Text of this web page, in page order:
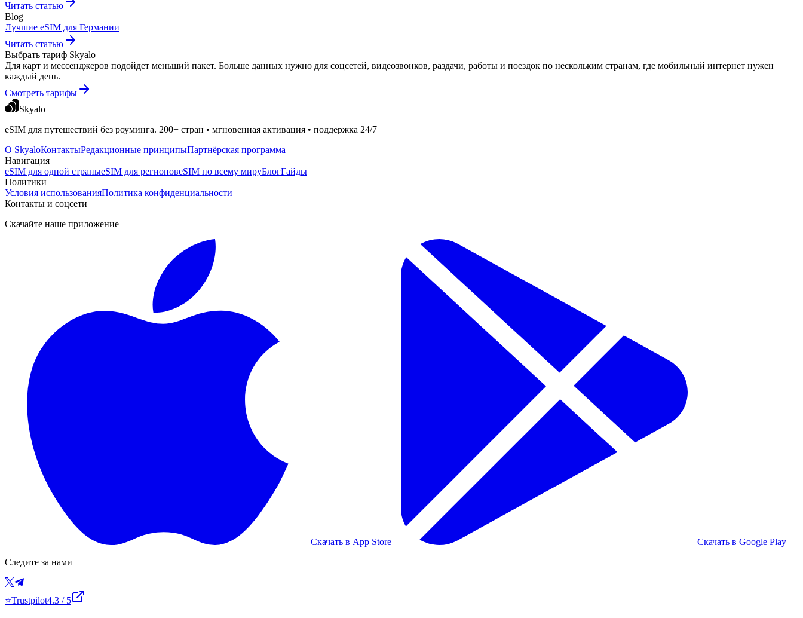
Читать статью
Blog
Лучшие eSIM для Германии
Читать статью
Выбрать тариф Skyalo
Для карт и мессенджеров подойдет меньший пакет. Больше данных нужно для соцсетей, видеозвонков, раздачи, работы и поездок по нескольким странам, где мобильный интернет нужен
каждый день.
Смотреть тарифы
Skyalo
eSIM для путешествий без роуминга. 200+ стран • мгновенная активация • поддержка 24/7
О SkyaloКонтактыРедакционные принципыПартнёрская программа
Навигация
eSIM для одной страныeSIM для регионовeSIM по всему мируБлогГайды
Политики
Условия использованияПолитика конфиденциальности
Контакты и соцсети
Скачайте наше приложение
Скачать в App Store
Скачать в Google Play
Следите за нами
⭐Trustpilot4.3 / 5